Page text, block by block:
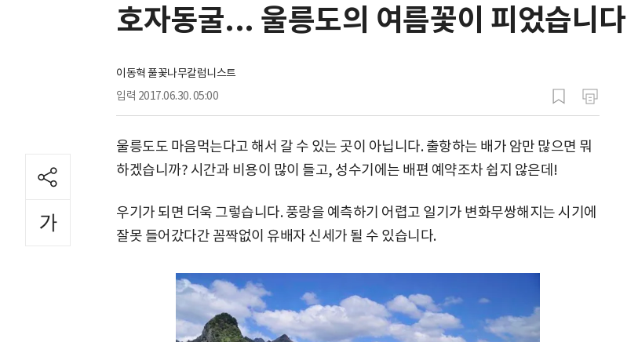
호자동굴... 울릉도의 여름꽃이 피었습니다
이동혁 풀꽃나무칼럼니스트
입력 2017.06.30. 05:00
울릉도도 마음먹는다고 해서 갈 수 있는 곳이 아닙니다. 출항하는 배가 암만 많으면 뭐
하겠습니까? 시간과 비용이 많이 들고, 성수기에는 배편 예약조차 쉽지 않은데!
우기가 되면 더욱 그렇습니다. 풍랑을 예측하기 어렵고 일기가 변화무쌍해지는 시기에
잘못 들어갔다간 꼼짝없이 유배자 신세가 될 수 있습니다.